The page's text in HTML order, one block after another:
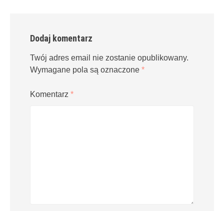
Dodaj komentarz
Twój adres email nie zostanie opublikowany.
Wymagane pola są oznaczone *
Komentarz *